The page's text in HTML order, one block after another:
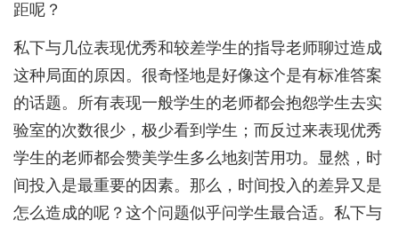
距呢？
私下与几位表现优秀和较差学生的指导老师聊过造成
这种局面的原因。很奇怪地是好像这个是有标准答案
的话题。所有表现一般学生的老师都会抱怨学生去实
验室的次数很少，极少看到学生；而反过来表现优秀
学生的老师都会赞美学生多么地刻苦用功。显然，时
间投入是最重要的因素。那么，时间投入的差异又是
怎么造成的呢？这个问题似乎问学生最合适。私下与